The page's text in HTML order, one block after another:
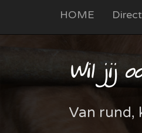
HOME
Wil jij
Van rund,